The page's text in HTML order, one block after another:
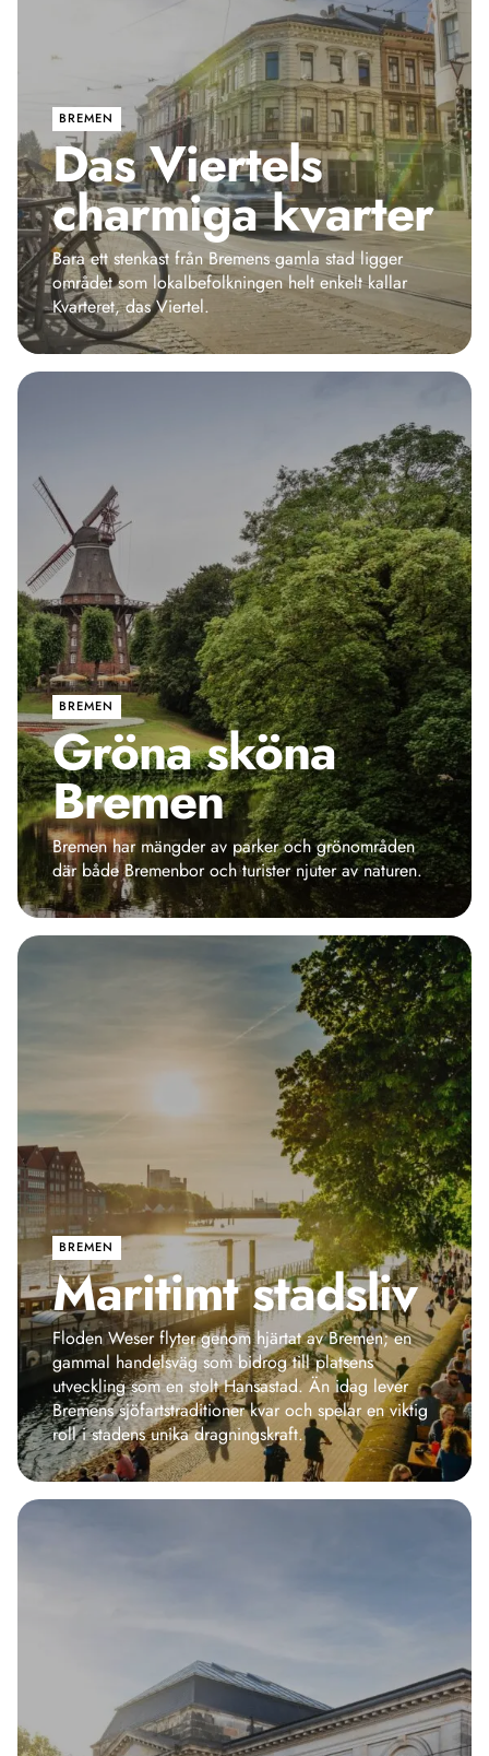
Das Viertels
charmiga kvarter
Bara ett stenkast från Bremens gamla stad ligger
området som lokalbefolkningen helt enkelt kallar
Kvarteret, das Viertel.
BREMEN
Gröna sköna
Bremen
Bremen har mängder av parker och grönområden
där både Bremenbor och turister njuter av naturen.
BREMEN
Maritimt stadsliv
Floden Weser flyter genom hjärtat av Bremen; en
gammal handelsväg som bidrog till platsens
utveckling som en stolt Hansastad. Än idag lever
Bremens sjöfartstraditioner kvar och spelar en viktig
roll i stadens unika dragningskraft.